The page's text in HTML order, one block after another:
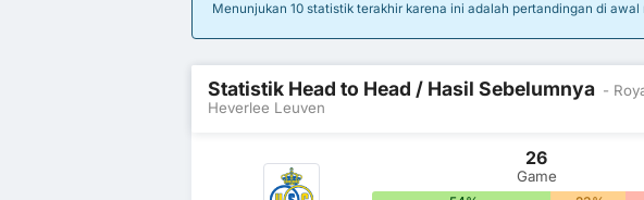
Menunjukan 10 statistik terakhir karena ini adalah pertandingan di awal
Statistik Head to Head / Hasil Sebelumnya -
Heverlee Leuven
26
Game